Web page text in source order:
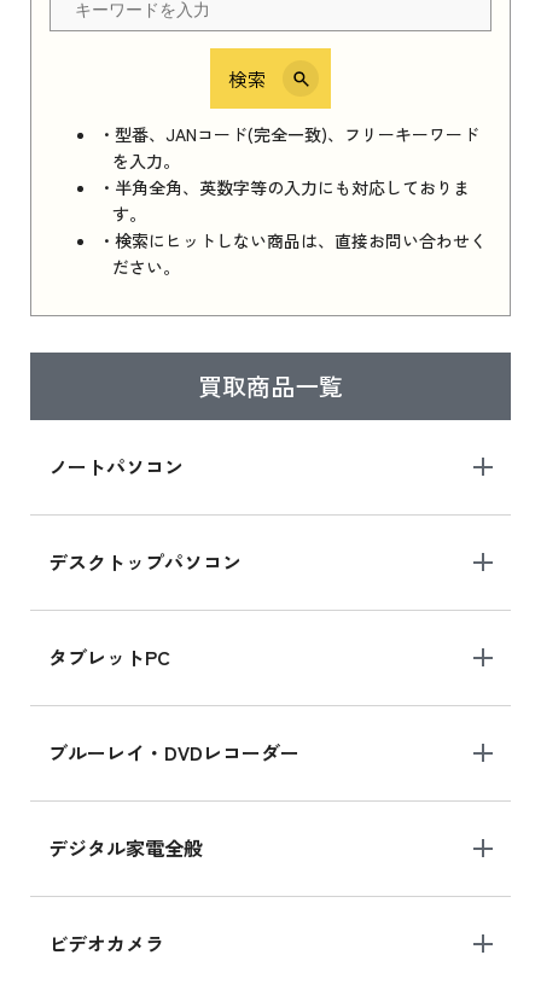
検索
・型番、JANコード(完全一致)、フリーキーワード
を入力。
・半角全角、英数字等の入力にも対応しておりま
す。
・検索にヒットしない商品は、直接お問い合わせく
ださい。
買取商品一覧
ノートパソコン
デスクトップパソコン
タブレットPC
ブルーレイ・DVDレコーダー
デジタル家電全般
ビデオカメラ
iPhone 16e シリーズ 2025
iPhone 16e シリーズ 2025 新品買取価格はこち
ら
iPad 11インチ 2025年春モデル
はこちら
ら
iPad mini シリーズ 2024
iPad mini 8.3インチ の新品買取価格
iPhone 16 シリーズ
iPhone 16 の新品買取価格
iPad Air 11インチ シリーズ
iPad Air 11インチ の新品買取価格